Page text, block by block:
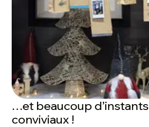
…et beaucoup d’instants
conviviaux !